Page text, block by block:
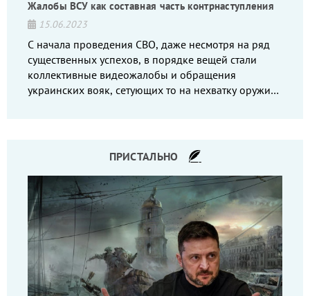
Жалобы ВСУ как составная часть контрнаступления
15.06.2023
С начала проведения СВО, даже несмотря на ряд
существенных успехов, в порядке вещей стали
коллективные видеожалобы и обращения
украинских вояк, сетующих то на нехватку оружия,
ПРИСТАЛЬНО